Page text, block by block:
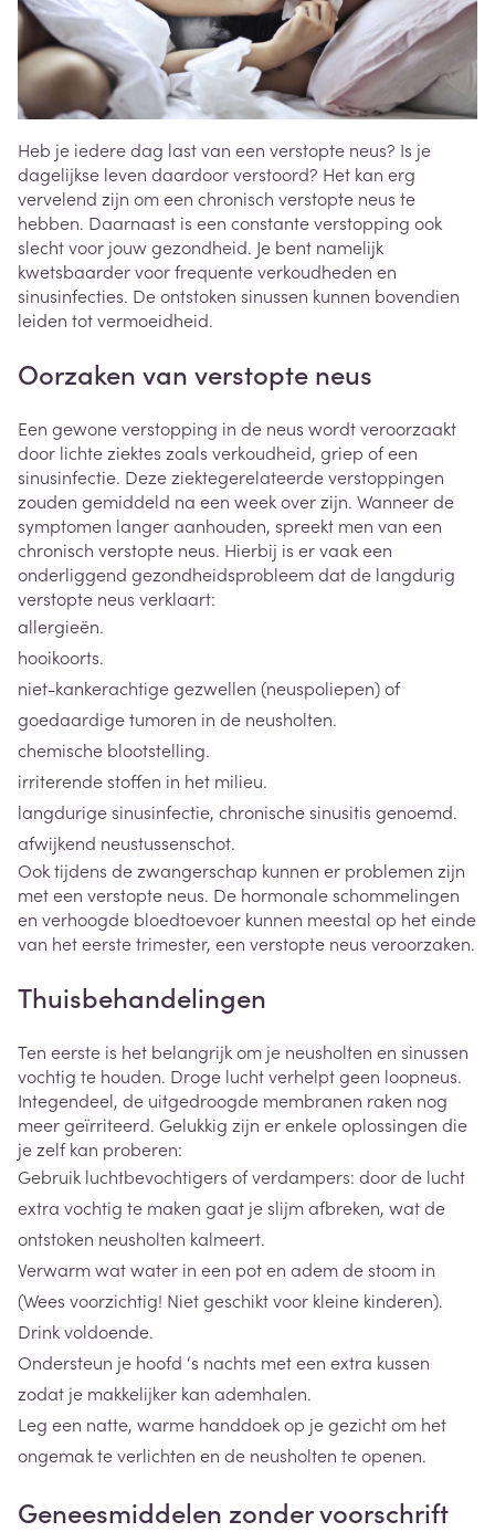
Heb je iedere dag last van een verstopte neus? Is je
dagelijkse leven daardoor verstoord? Het kan erg
vervelend zijn om een chronisch verstopte neus te
hebben. Daarnaast is een constante verstopping ook
slecht voor jouw gezondheid. Je bent namelijk
kwetsbaarder voor frequente verkoudheden en
sinusinfecties. De ontstoken sinussen kunnen bovendien
leiden tot vermoeidheid.
Oorzaken van verstopte neus
Een gewone verstopping in de neus wordt veroorzaakt
door lichte ziektes zoals verkoudheid, griep of een
sinusinfectie. Deze ziektegerelateerde verstoppingen
zouden gemiddeld na een week over zijn. Wanneer de
symptomen langer aanhouden, spreekt men van een
chronisch verstopte neus. Hierbij is er vaak een
onderliggend gezondheidsprobleem dat de langdurig
verstopte neus verklaart:
allergieën.
hooikoorts.
niet-kankerachtige gezwellen (neuspoliepen) of
goedaardige tumoren in de neusholten.
chemische blootstelling.
irriterende stoffen in het milieu.
langdurige sinusinfectie, chronische sinusitis genoemd.
afwijkend neustussenschot.
Ook tijdens de zwangerschap kunnen er problemen zijn
met een verstopte neus. De hormonale schommelingen
en verhoogde bloedtoevoer kunnen meestal op het einde
van het eerste trimester, een verstopte neus veroorzaken.
Thuisbehandelingen
Ten eerste is het belangrijk om je neusholten en sinussen
vochtig te houden. Droge lucht verhelpt geen loopneus.
Integendeel, de uitgedroogde membranen raken nog
meer geïrriteerd. Gelukkig zijn er enkele oplossingen die
je zelf kan proberen:
Gebruik luchtbevochtigers of verdampers: door de lucht
extra vochtig te maken gaat je slijm afbreken, wat de
ontstoken neusholten kalmeert.
Verwarm wat water in een pot en adem de stoom in
(Wees voorzichtig! Niet geschikt voor kleine kinderen).
Drink voldoende.
Ondersteun je hoofd ‘s nachts met een extra kussen
zodat je makkelijker kan ademhalen.
Leg een natte, warme handdoek op je gezicht om het
ongemak te verlichten en de neusholten te openen.
Geneesmiddelen zonder voorschrift